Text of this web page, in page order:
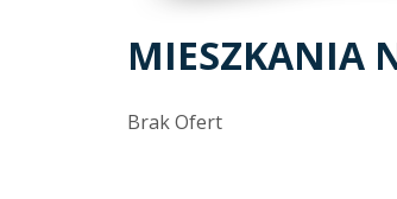
MIESZKANIA
Brak Ofert